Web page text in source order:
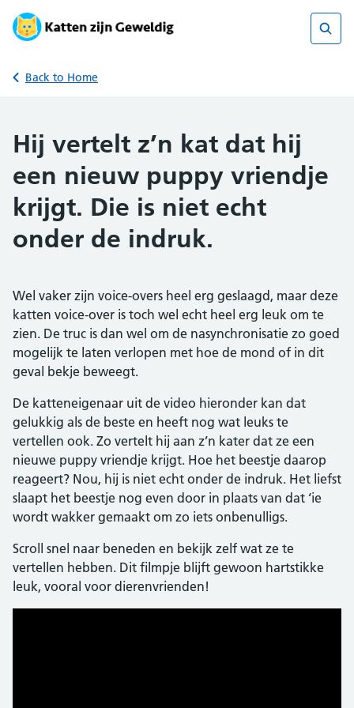
Skip
Back to Home
Hij vertelt z’n kat dat hij
een nieuw puppy vriendje
krijgt. Die is niet echt
onder de indruk.
Wel vaker zijn voice-overs heel erg geslaagd, maar deze
katten voice-over is toch wel echt heel erg leuk om te
zien. De truc is dan wel om de nasynchronisatie zo goed
mogelijk te laten verlopen met hoe de mond of in dit
geval bekje beweegt.
De katteneigenaar uit de video hieronder kan dat
gelukkig als de beste en heeft nog wat leuks te
vertellen ook. Zo vertelt hij aan z’n kater dat ze een
nieuwe puppy vriendje krijgt. Hoe het beestje daarop
reageert? Nou, hij is niet echt onder de indruk. Het liefst
slaapt het beestje nog even door in plaats van dat ‘ie
wordt wakker gemaakt om zo iets onbenulligs.
Scroll snel naar beneden en bekijk zelf wat ze te
vertellen hebben. Dit filmpje blijft gewoon hartstikke
leuk, vooral voor dierenvrienden!